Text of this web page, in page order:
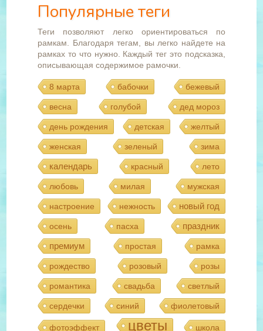
Популярные теги
Теги позволяют легко ориентироваться по
рамкам. Благодаря тегам, вы легко найдете на
рамках то что нужно. Каждый тег это подсказка,
описывающая содержимое рамочки.
8 марта бабочки бежевый
весна голубой дед мороз
день рождения детская желтый
женская зеленый зима
календарь красный лето
любовь милая мужская
настроение нежность новый год
осень пасха
праздник
премиум
простая рамка
рождество розовый розы
романтика свадьба светлый
сердечки синий фиолетовый
фотоэффект цветы школа